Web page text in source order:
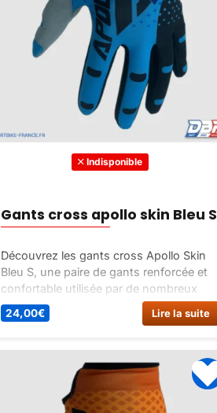
Indisponible
Gants cross apollo skin Bleu S
Découvrez les gants cross Apollo Skin
Bleu S, une paire de gants renforcée et
confortable utilisée par de nombreux
pilotes dans le monde du motocross.
Disponibles en 5 tailles et 6 couleurs.
24,00€ Lire la suite